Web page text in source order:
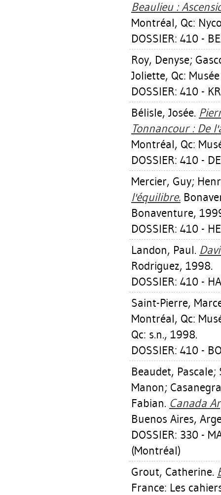
Beaulieu :
Montréal, Qc:
DOSSIER: 410 -
Roy, Denyse;
Joliette, Qc:
DOSSIER: 410 -
Bélisle, Josée.
Tonnancour : De
Montréal, Qc:
DOSSIER: 410 -
Mercier, Guy;
l'équilibre.
Bonaventure,
DOSSIER: 410 -
Landon, Paul.
Rodriguez, 1998.
DOSSIER: 410 -
Saint-Pierre,
Montréal, Qc:
Qc: s.n., 1998.
DOSSIER: 410 -
Beaudet, Pascale;
Manon;
Fabian. Canada
Buenos Aires,
DOSSIER: 330 -
(Montréal)
Grout, Catherine.
France: Les